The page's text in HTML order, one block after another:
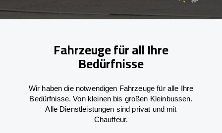
Fahrzeuge für all Ihre
Bedürfnisse
Wir haben die notwendigen Fahrzeuge für alle Ihre
Bedürfnisse. Von kleinen bis großen Kleinbussen.
Alle Dienstleistungen sind privat und mit
Chauffeur.